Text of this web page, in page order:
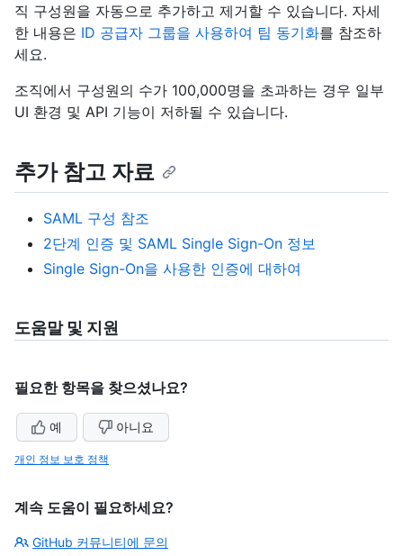
직 구성원을 자동으로 추가하고 제거할 수 있습니다. 자세
한 내용은 ID 공급자 그룹을 사용하여 팀 동기화를 참조하
세요.
조직에서 구성원의 수가 100,000명을 초과하는 경우 일부
UI 환경 및 API 기능이 저하될 수 있습니다.
추가 참고 자료
SAML 구성 참조
2단계 인증 및 SAML Single Sign-On 정보
Single Sign-On을 사용한 인증에 대하여
도움말 및 지원
필요한 항목을 찾으셨나요?
예 아니요
개인 정보 보호 정책
계속 도움이 필요하세요?
GitHub 커뮤니티에 문의